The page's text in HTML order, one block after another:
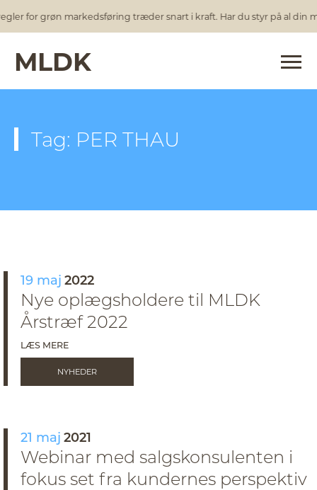
for grøn markedsføring træder snart i kraft. Har du styr på al din
MLDK
Tag: PER THAU
19 maj 2022
Nye oplægsholdere til MLDK
Årstræf 2022
LÆS MERE
NYHEDER
21 maj 2021
Webinar med salgskonsulenten i
fokus set fra kundernes perspektiv